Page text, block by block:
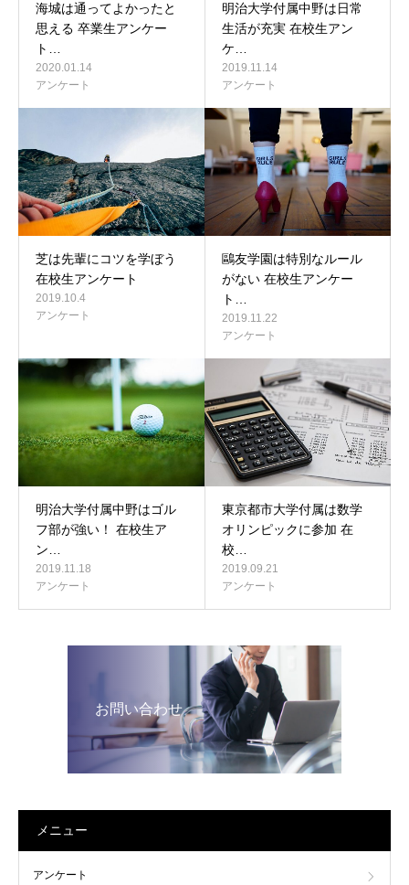
海城は通ってよかったと
思える 卒業生アンケー
ト…
2020.01.14
アンケート
明治大学付属中野は日常
生活が充実 在校生アン
ケ…
2019.11.14
アンケート
芝は先輩にコツを学ぼう
在校生アンケート
2019.10.4
アンケート
鷗友学園は特別なルール
がない 在校生アンケー
ト…
2019.11.22
アンケート
明治大学付属中野はゴル
フ部が強い！ 在校生ア
ン…
2019.11.18
アンケート
東京都市大学付属は数学
オリンピックに参加 在
校…
2019.09.21
アンケート
お問い合わせ
メニュー
アンケート